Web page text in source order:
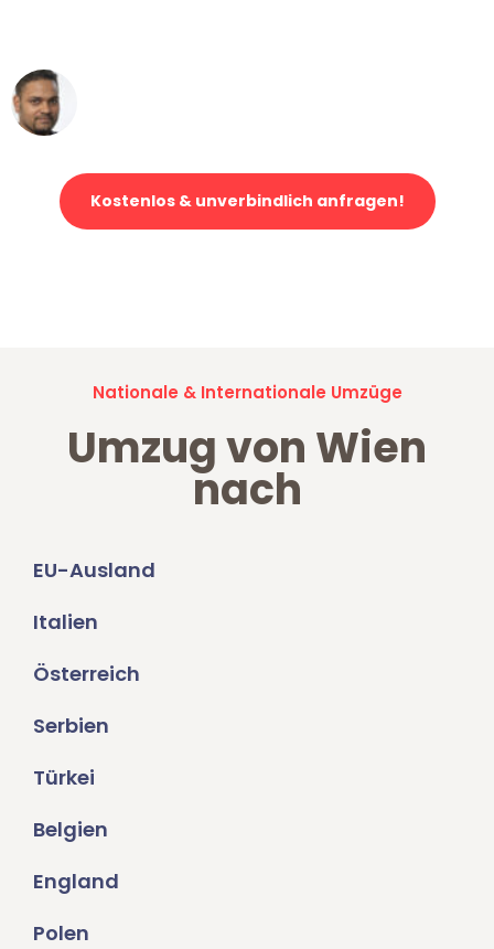
Kostenlos & unverbindlich anfragen!
Nationale & Internationale Umzüge
Umzug von Wien
nach
EU-Ausland
Italien
Österreich
Serbien
Türkei
Belgien
England
Polen